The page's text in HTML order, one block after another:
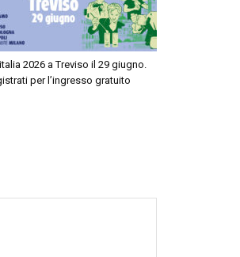
2026 a Treviso il 29 giugno.
per l’ingresso gratuito